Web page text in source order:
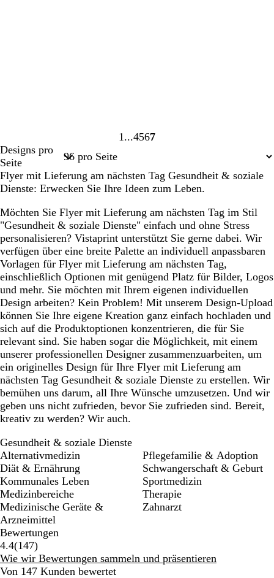
s
h
t
r
ü
n
l
b
l
u
i
Seite
1
Seite
4Seite
5Seite
6Seite
7
Designs pro
Seite
Flyer mit Lieferung am nächsten Tag Gesundheit & soziale
Dienste: Erwecken Sie Ihre Ideen zum Leben.
Möchten Sie Flyer mit Lieferung am nächsten Tag im Stil
"Gesundheit & soziale Dienste" einfach und ohne Stress
personalisieren? Vistaprint unterstützt Sie gerne dabei. Wir
verfügen über eine breite Palette an individuell anpassbaren
Vorlagen für Flyer mit Lieferung am nächsten Tag,
einschließlich Optionen mit genügend Platz für Bilder, Logos
und mehr. Sie möchten mit Ihrem eigenen individuellen
Design arbeiten? Kein Problem! Mit unserem Design-Upload
können Sie Ihre eigene Kreation ganz einfach hochladen und
sich auf die Produktoptionen konzentrieren, die für Sie
relevant sind. Sie haben sogar die Möglichkeit, mit einem
unserer professionellen Designer zusammenzuarbeiten, um
ein originelles Design für Ihre Flyer mit Lieferung am
nächsten Tag Gesundheit & soziale Dienste zu erstellen. Wir
bemühen uns darum, all Ihre Wünsche umzusetzen. Und wir
geben uns nicht zufrieden, bevor Sie zufrieden sind. Bereit,
kreativ zu werden? Wir auch.
Gesundheit & soziale Dienste
Alternativmedizin
Diät & Ernährung
Kommunales Leben
Medizinbereiche
Medizinische Geräte &
Arzneimittel
Pflegefamilie & Adoption
Schwangerschaft & Geburt
Sportmedizin
Therapie
Zahnarzt
Bewertungen
4.4(147147
Bewertungen
)
Wie wir Bewertungen sammeln und präsentieren
Von 147 Kunden bewertet